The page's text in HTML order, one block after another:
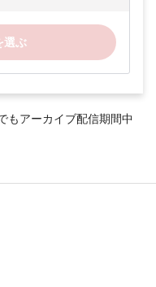
選ぶ
もアーカイブ配信期間中